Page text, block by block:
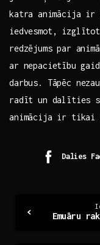
katra⁢ animācija ir⁢
iedvesmot,
redzējums ⁢par
ar ​nepacietību
darbus. Tāpēc
radīt un dalīties
animācija ir​ tikai
Dalies
Reading